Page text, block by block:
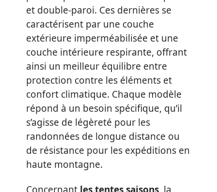
et double-paroi. Ces dernières se
caractérisent par une couche
extérieure imperméabilisée et une
couche intérieure respirante, offrant
ainsi un meilleur équilibre entre
protection contre les éléments et
confort climatique. Chaque modèle
répond à un besoin spécifique, qu’il
s’agisse de légèreté pour les
randonnées de longue distance ou
de résistance pour les expéditions en
haute montagne.
Concernant les tentes saisons , la